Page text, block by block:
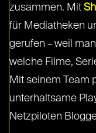
zusammen. Mit
für Mediatheken
gerufen – weil
welche Filme,
Mit seinem Team
unterhaltsame
Netzpiloten